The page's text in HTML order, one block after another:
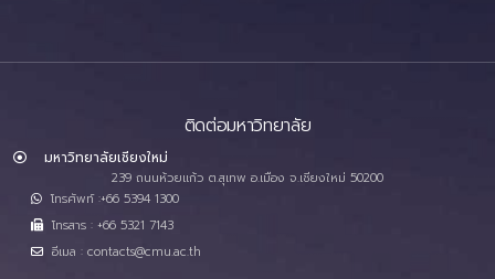
ติดต่อมหาวิทยาลัย
มหาวิทยาลัยเชียงใหม่
239 ถนนห้วยแก้ว ต.สุเทพ อ.เมือง จ.เชียงใหม่ 50200
โทรศัพท์ :+66 5394 1300
โทรสาร : +66 5321 7143
อีเมล : contacts@cmu.ac.th